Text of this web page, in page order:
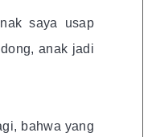
saya usap
anak jadi
bahwa yang